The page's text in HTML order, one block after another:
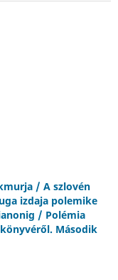
/ A szlovén
izdaja polemike
/ Polémia
Második